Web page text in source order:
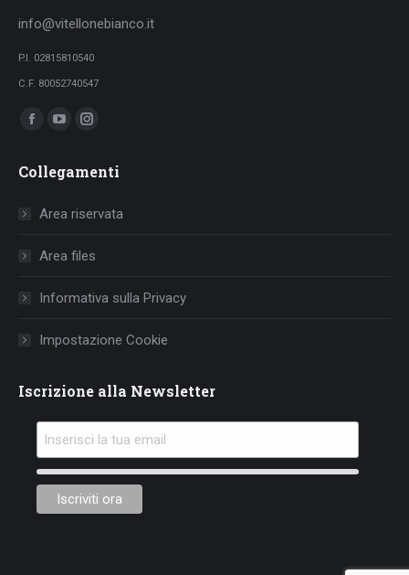
info@vitellonebianco.it
P.I. 02815810540
C.F. 80052740547
Ci puoi trovare su:
Facebook
opens
window
YouTube
opens
window
Instagram
opens
Collegamenti
Area riservata
Area files
Informativa sulla Privacy
Impostazione Cookie
Iscrizione alla Newsletter